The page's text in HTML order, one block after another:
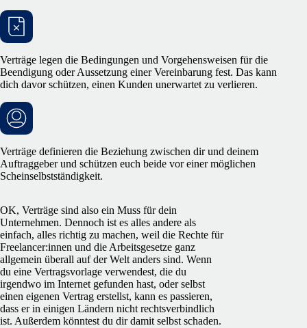
Verträge legen die Bedingungen und Vorgehensweisen für die
Beendigung oder Aussetzung einer Vereinbarung fest. Das kann
dich davor schützen, einen Kunden unerwartet zu verlieren.
Verträge definieren die Beziehung zwischen dir und deinem
Auftraggeber und schützen euch beide vor einer möglichen
Scheinselbstständigkeit.
OK, Verträge sind also ein Muss für dein
Unternehmen. Dennoch ist es alles andere als
einfach, alles richtig zu machen, weil die Rechte für
Freelancer:innen und die Arbeitsgesetze ganz
allgemein überall auf der Welt anders sind. Wenn
du eine Vertragsvorlage verwendest, die du
irgendwo im Internet gefunden hast, oder selbst
einen eigenen Vertrag erstellst, kann es passieren,
dass er in einigen Ländern nicht rechtsverbindlich
ist. Außerdem könntest du dir damit selbst schaden.